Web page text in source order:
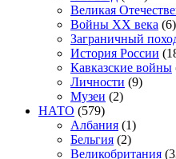
Великая
Войны XX века (6)
Заграничный
История России
Кавказские войны
Личности (9)
Музеи (2)
НАТО (579)
Албания (1)
Бельгия (2)
Великобритания